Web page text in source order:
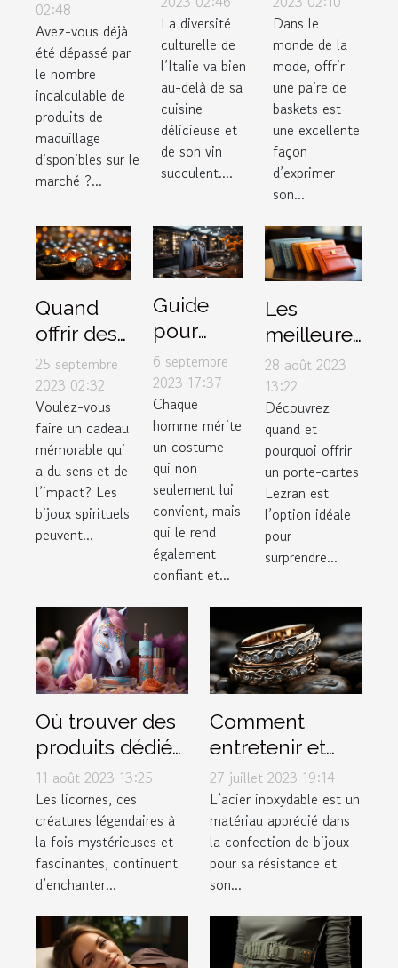
produits
de
maquillage
selon son
type de
peau ?
02:48
Avez-vous déjà
été dépassé par
le nombre
incalculable de
produits de
maquillage
disponibles sur le
marché ?...
uniques
en Italie
La diversité
culturelle de
l’Italie va bien
au-delà de sa
cuisine
délicieuse et
de son vin
succulent....
Jordan 4
Retro
Thunder
2023
comme
cadeau
Dans le
monde de la
mode, offrir
une paire de
baskets est
une excellente
façon
d’exprimer
son...
Quand
offrir des
bijoux
spirituels
pour
maximiser
leur
impact
25 septembre
2023 02:32
Voulez-vous
faire un cadeau
mémorable qui
a du sens et de
l’impact? Les
bijoux spirituels
peuvent...
Guide
pour
choisir le
costume
parfait
dans un
magasin
de luxe
6 septembre
2023 17:37
Chaque
homme mérite
un costume
qui non
seulement lui
convient, mais
qui le rend
également
confiant et...
Les
meilleures
occasions
pour offrir
un porte-
cartes
Lezran
28 août 2023
13:22
Découvrez
quand et
pourquoi offrir
un porte-cartes
Lezran est
l’option idéale
pour
surprendre...
Où trouver des
produits dédiés
aux licornes ?
11 août 2023 13:25
Les licornes, ces
créatures légendaires à
la fois mystérieuses et
fascinantes, continuent
d’enchanter...
Comment
entretenir et
conserver vos
bijoux en acier
inoxydable
27 juillet 2023 19:14
L’acier inoxydable est un
matériau apprécié dans
la confection de bijoux
pour sa résistance et
son...